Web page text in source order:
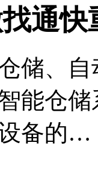
通
储、
能仓
备的…